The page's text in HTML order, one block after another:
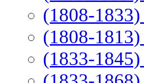
(1808-
(1808-
(1833-